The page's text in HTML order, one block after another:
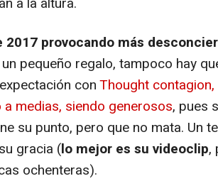
2017 provocando más
pequeño regalo, tampoco hay
conThought
medias, siendo generosos, pues
su punto, pero que no mata. Un
gracia (lo mejor es su videoclip,
ochenteras).